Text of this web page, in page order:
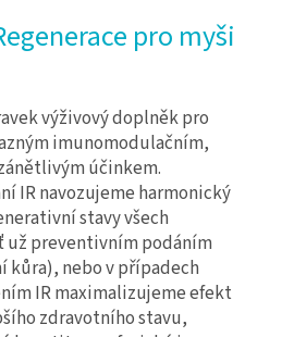
pro myši
výživový doplněk pro
imunomodulačním,
účinkem.
IR navozujeme harmonický
stavy všech
už preventivním podáním
kůra), nebo v případech
IR maximalizujeme efekt
zdravotního stavu,